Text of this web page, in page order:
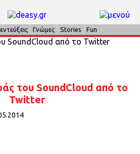
Γνώμες Stories Fun
του SoundCloud από το
Twitter